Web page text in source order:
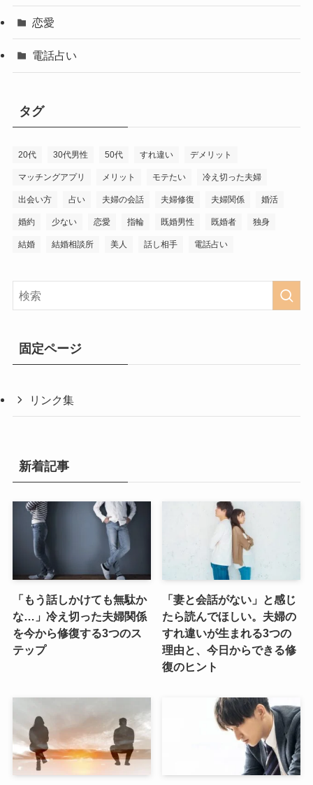
恋愛
電話占い
タグ
20代 30代男性 50代 すれ違い デメリット
マッチングアプリ メリット モテたい 冷え切った夫婦
出会い方 占い 夫婦の会話 夫婦修復 夫婦関係 婚活
婚約 少ない 恋愛 指輪 既婚男性 既婚者 独身
結婚 結婚相談所 美人 話し相手 電話占い
固定ページ
リンク集
新着記事
「もう話しかけても無駄か
な…」冷え切った夫婦関係
を今から修復する3つのス
テップ
「妻と会話がない」と感じ
たら読んでほしい。夫婦の
すれ違いが生まれる3つの
理由と、今日からできる修
復のヒント